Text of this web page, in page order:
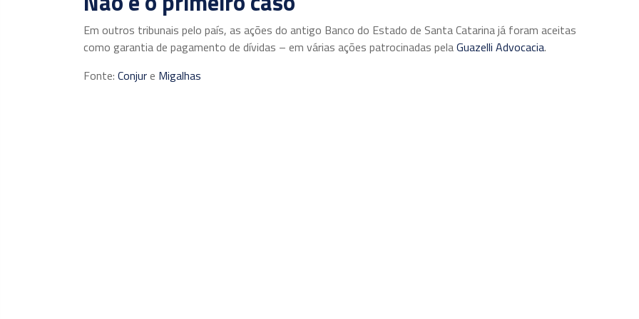
Em outros tribunais pelo país, as ações do antigo Banco do Estado de Santa Catarina já foram aceitas
como garantia de pagamento de dívidas – em várias ações patrocinadas pelaGuazelli Advocacia.
Fonte: Conjure Migalhas